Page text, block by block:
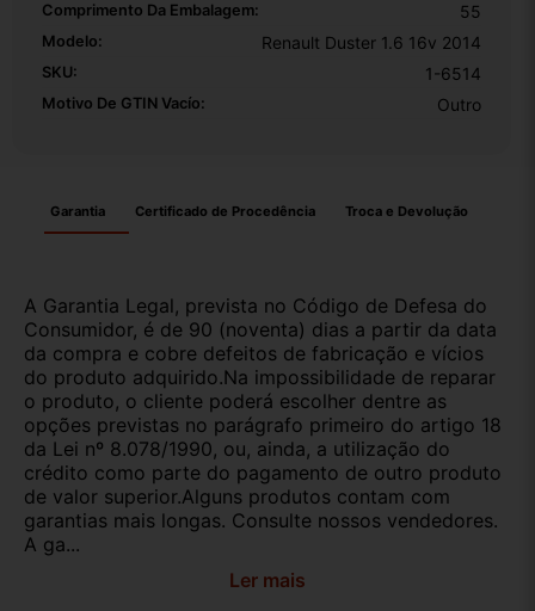
Comprimento Da Embalagem: 55
Modelo: Renault Duster 1.6 16v 2014
SKU: 1-6514
Motivo De GTIN Vacío: Outro
Garantia Certificado de Procedência Troca e Devolução
A Garantia Legal, prevista no Código de Defesa do
Consumidor, é de 90 (noventa) dias a partir da data
da compra e cobre defeitos de fabricação e vícios
do produto adquirido.Na impossibilidade de reparar
o produto, o cliente poderá escolher dentre as
opções previstas no parágrafo primeiro do artigo 18
da Lei nº 8.078/1990, ou, ainda, a utilização do
crédito como parte do pagamento de outro produto
de valor superior.Alguns produtos contam com
garantias mais longas. Consulte nossos vendedores.
A ga...
Ler mais